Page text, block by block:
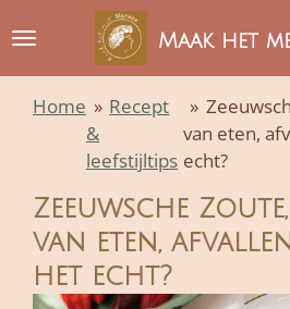
direct
naar
hoofdinhoud
Maak het
Home » Recept
&
leefstijltips
»
van eten,
echt?
Zeeuwsche
van eten,
het echt?